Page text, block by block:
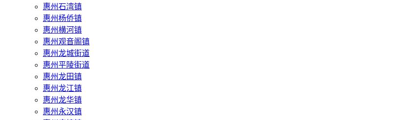
惠州石湾镇
惠州杨侨镇
惠州横河镇
惠州观音阁镇
惠州龙城街道
惠州平陵街道
惠州龙田镇
惠州龙江镇
惠州龙华镇
惠州永汉镇